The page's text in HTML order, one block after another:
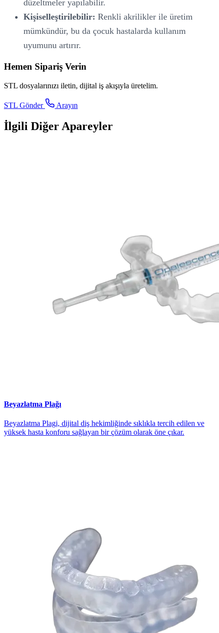
düzeltmeler yapılabilir.
Kişiselleştirilebilir: Renkli akrilikler ile üretim
mümkündür, bu da çocuk hastalarda kullanım
uyumunu artırır.
Hemen Sipariş Verin
STL dosyalarınızı iletin, dijital iş akışıyla üretelim.
STL Gönder Arayın
İlgili Diğer Apareyler
Beyazlatma Plağı
Beyazlatma Plagi, dijital diş hekimliğinde sıklıkla tercih edilen ve
yüksek hasta konforu sağlayan bir çözüm olarak öne çıkar.